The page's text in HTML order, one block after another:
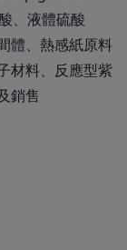
、液體硫酸
體、熱感紙原料
材料、反應型紫
銷售